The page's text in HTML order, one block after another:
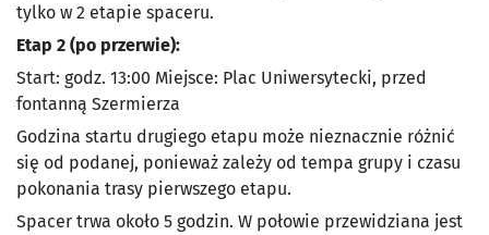
tylko w 2 etapie spaceru.
Etap 2 (po przerwie):
Start: godz. 13:00 Miejsce: Plac Uniwersytecki, przed
fontanną Szermierza
Godzina startu drugiego etapu może nieznacznie różnić
się od podanej, ponieważ zależy od tempa grupy i czasu
pokonania trasy pierwszego etapu.
Spacer trwa około 5 godzin. W połowie przewidziana jest